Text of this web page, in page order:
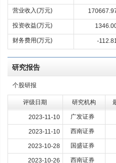
营业收入(万元)
投资收益(万元)
财务费用(万元) -
研究报告
个股研报
评级日期 研究机构
2023-11-10 广发证券
2023-11-10 西南证券
2023-10-28 国盛证券
2023-10-26 西南证券